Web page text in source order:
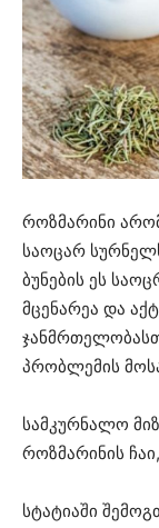
როზმარინი
საოცარ
ბუნების ეს
მცენარეა და
პრობლემის
სამკურნალო
როზმარინის
სტატიაში